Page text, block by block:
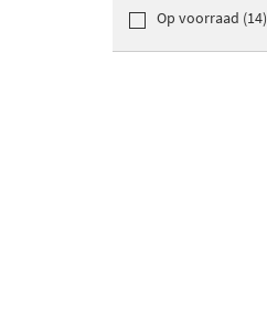
Op voorraad (14)